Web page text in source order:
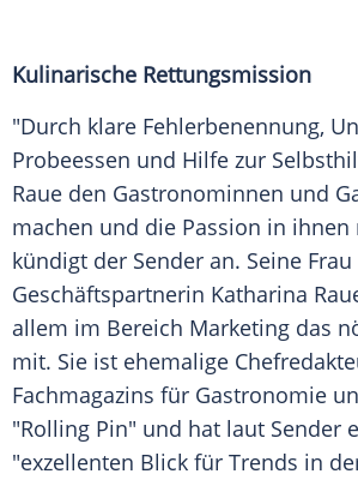
Kulinarische Rettungsmission
"Durch klare Fehlerbenennung,
Probeessen und Hilfe zur
Raue den Gastronominnen und
machen und die Passion in ihnen
kündigt der Sender an. Seine
Geschäftspartnerin Katharina
allem im Bereich Marketing das
mit. Sie ist ehemalige
Fachmagazins für Gastronomie
"Rolling Pin" und hat laut Sender
"exzellenten Blick für Trends in